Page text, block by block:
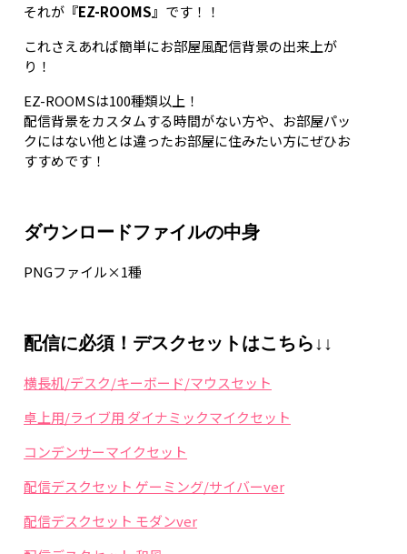
それが 『EZ-ROOMS』 です！！
これさえあれば簡単にお部屋風配信背景の出来上が
り！
EZ-ROOMSは100種類以上！
配信背景をカスタムする時間がない方や、お部屋パッ
クにはない他とは違ったお部屋に住みたい方にぜひお
すすめです！
ダウンロードファイルの中身
PNGファイル×1種
配信に必須！デスクセットはこちら↓↓
横長机/デスク/キーボード/マウスセット
卓上用/ライブ用 ダイナミックマイクセット
コンデンサーマイクセット
配信デスクセット ゲーミング/サイバーver
配信デスクセット モダンver